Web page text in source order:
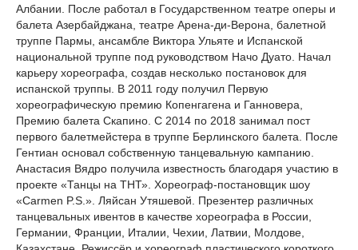
Албании. После работал в Государственном театре оперы и
балета Азербайджана, театре Арена-ди-Верона, балетной
труппе Пармы, ансамбле Виктора Ульяте и Испанской
национальной труппе под руководством Начо Дуато. Начал
карьеру хореографа, создав несколько постановок для
испанской труппы. В 2011 году получил Первую
хореографическую премию Копенгагена и Ганновера,
Премию балета Скапино. С 2014 по 2018 занимал пост
первого балетмейстера в труппе Берлинского балета. После
Гентиан основал собственную танцевальную кампанию.
Анастасия Вядро получила известность благодаря участию в
проекте «Танцы на ТНТ». Хореограф-постановщик шоу
«Carmen P.S.». Ляйсан Утяшевой. Презентер различных
танцевальных ивентов в качестве хореографа в России,
Германии, Франции, Италии, Чехии, Латвии, Молдове,